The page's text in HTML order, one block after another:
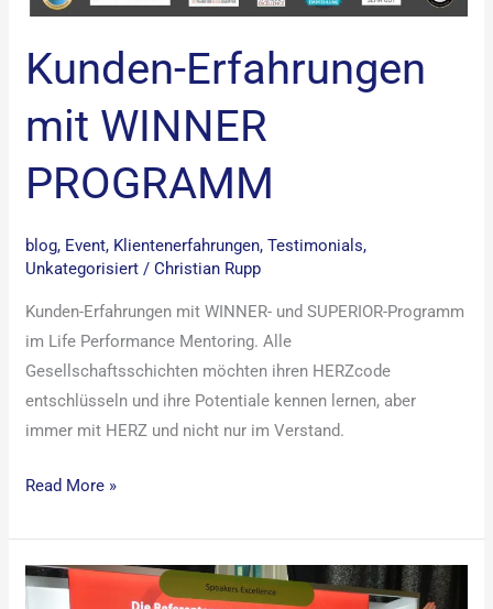
Kunden-Erfahrungen
mit WINNER
PROGRAMM
blog, Event, Klientenerfahrungen,Testimonials,
Unkategorisiert /Christian Rupp
Kunden-Erfahrungen mit WINNER- und SUPERIOR-Programm
im Life Performance Mentoring. Alle
Gesellschaftsschichten möchten ihren HERZcode
entschlüsseln und ihre Potentiale kennen lernen, aber
immer mit HERZ und nicht nur im Verstand.
Read More »
Auszeichnung